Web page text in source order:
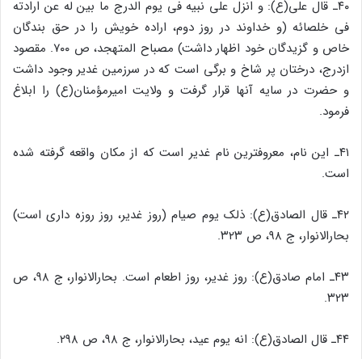
۴۰ـ قال علی(ع): و انزل علی نبیه فی یوم الدرج ما بین له عن ارادته
فی خلصائه (و خداوند در روز دوم، اراده خویش را در حق بندگان
خاص و گزیدگان خود اظهار داشت) مصباح المتهجد، ص ۷۰۰. مقصود
ازدرج، درختان پر شاخ و برگی است که در سرزمین غدیر وجود داشت
و حضرت در سایه آنها قرار گرفت و ولایت امیرمؤمنان(ع) را ابلاغ
فرمود.
۴۱ـ این نام، معروفترین نام غدیر است که از مکان واقعه گرفته شده
است.
۴۲ـ قال الصادق(ع): ذلک یوم صیام (روز غدیر، روز روزه ‌داری است)
بحارالانوار، ج ۹۸، ص ۳۲۳.
۴۳ـ امام صادق(ع): روز غدیر، روز اطعام است. بحارالانوار، ج ۹۸، ص
۳۲۳.
۴۴ـ قال الصادق(ع): انه یوم عید، بحارالانوار، ج ۹۸، ص ۲۹۸.